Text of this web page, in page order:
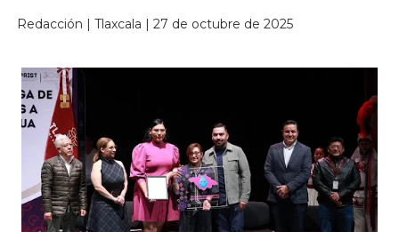
Redacción | Tlaxcala | 27 de octubre de 2025